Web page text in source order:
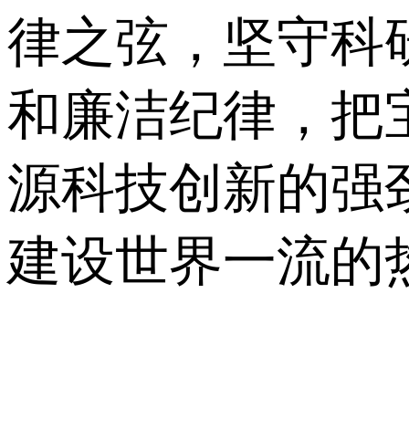
律之弦，坚守科
和廉洁纪律，把
源科技创新的强
建设世界一流的